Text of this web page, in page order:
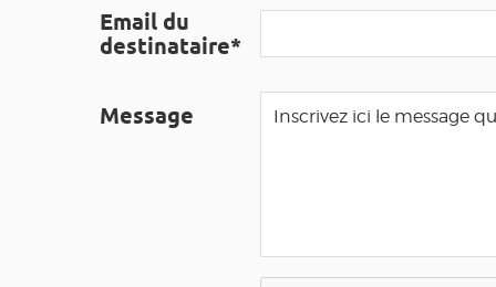
Email du
destinataire*
Message